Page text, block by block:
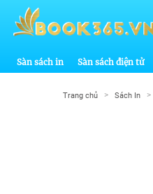
Sàn sách in Sàn sách điện tử
Trang chủ > Sách In >